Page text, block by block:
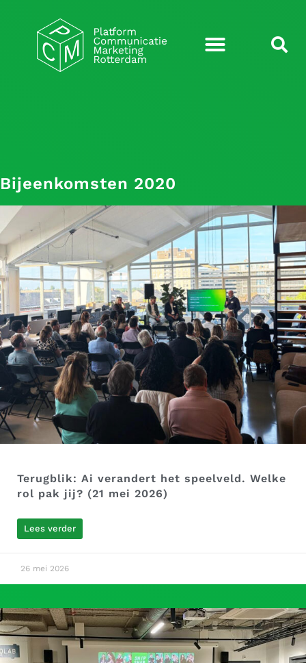
Bijeenkomsten 2020
Terugblik: Ai verandert het speelveld. Welke
rol pak jij? (21 mei 2026)
Lees verder
26 mei 2026